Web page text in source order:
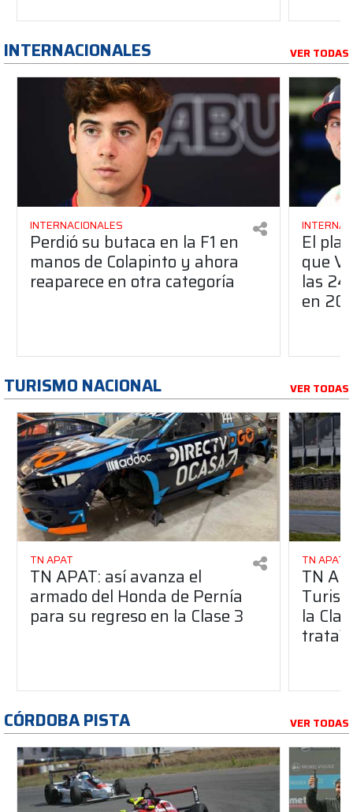
INTERNACIONALES VER TODAS
INTERNACIONALES
Perdió su butaca en la F1 en
manos de Colapinto y ahora
reaparece en otra categoría
El
que
las
en
TURISMO NACIONAL VER TODAS
TN APAT
TN APAT: así avanza el
armado del Honda de Pernía
para su regreso en la Clase 3
TN APAT
TN
la
trata?
CÓRDOBA PISTA VER TODAS